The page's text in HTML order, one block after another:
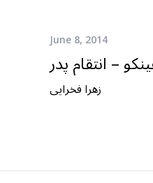
June 8, 2014
– انتقام پدر
زهرا فخرایی